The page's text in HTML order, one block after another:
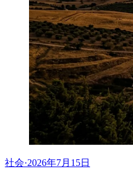
社会·2026年7月15日